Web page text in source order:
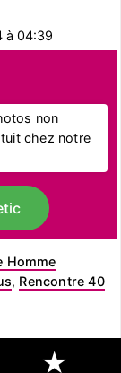
à 04:39
non
chez notre
Homme
, Rencontre 40
★